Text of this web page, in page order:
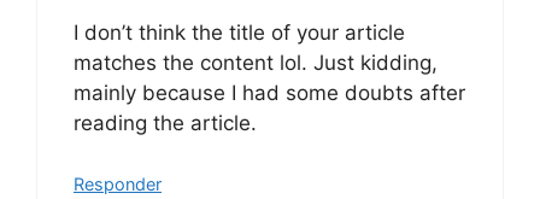
I don’t think the title of your article
matches the content lol. Just kidding,
mainly because I had some doubts after
reading the article.
Responder